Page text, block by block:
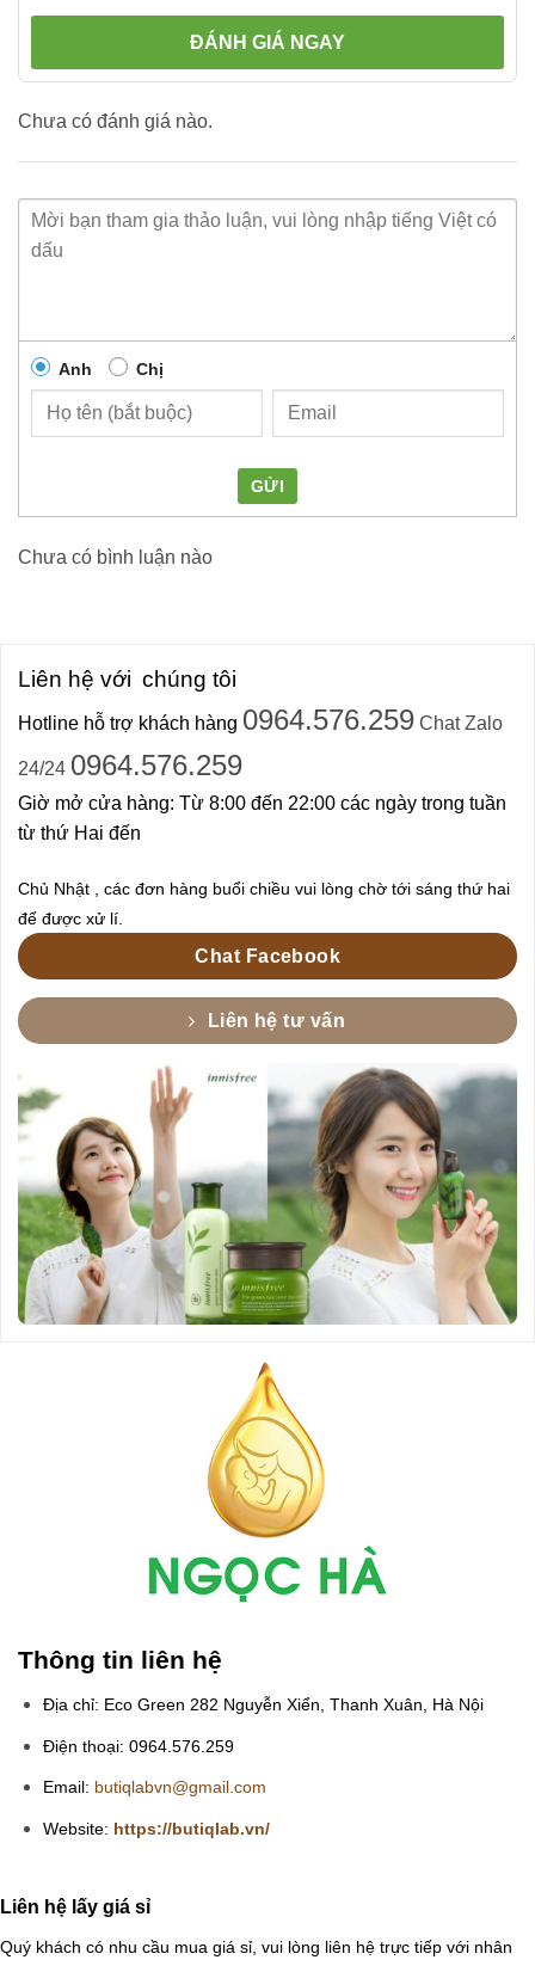
ĐÁNH GIÁ NGAY
Chưa có đánh giá nào.
Anh Chị
GỬI
Chưa có bình luận nào
Liên hệ với chúng tôi
Hotline hỗ trợ khách hàng 0964.576.259Chat Zalo
24/24 0964.576.259
Giờ mở cửa hàng: Từ 8:00 đến 22:00 các ngày trong tuần
từ thứ Hai đến
Chủ Nhật , các đơn hàng buổi chiều vui lòng chờ tới sáng thứ hai
để được xử lí.
Chat Facebook
Liên hệ tư vấn
Thông tin liên hệ
Địa chỉ: Eco Green 282 Nguyễn Xiển, Thanh Xuân, Hà Nội
Điện thoại: 0964.576.259
Email: butiqlabvn@gmail.com
Website: https://butiqlab.vn/
Liên hệ lấy giá sỉ
Quý khách có nhu cầu mua giá sỉ, vui lòng liên hệ trực tiếp với nhân